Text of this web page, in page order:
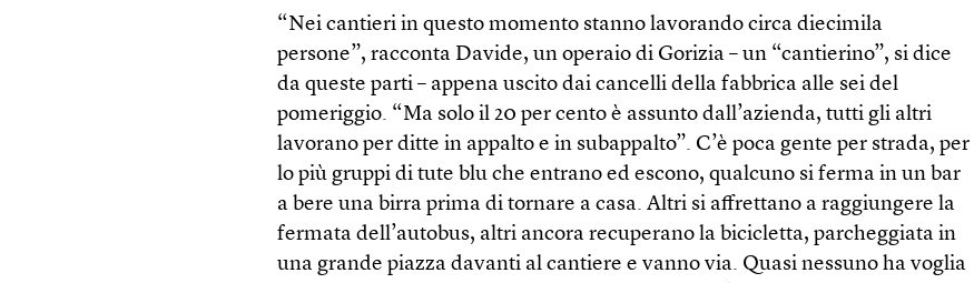
“Nei cantieri in questo momento stanno lavorando circa diecimila
persone”, racconta Davide, un operaio di Gorizia – un “cantierino”, si dice
da queste parti – appena uscito dai cancelli della fabbrica alle sei del
pomeriggio. “Ma solo il 20 per cento è assunto dall’azienda, tutti gli altri
lavorano per ditte in appalto e in subappalto”. C’è poca gente per strada, per
lo più gruppi di tute blu che entrano ed escono, qualcuno si ferma in un bar
a bere una birra prima di tornare a casa. Altri si affrettano a raggiungere la
fermata dell’autobus, altri ancora recuperano la bicicletta, parcheggiata in
una grande piazza davanti al cantiere e vanno via. Quasi nessuno ha voglia